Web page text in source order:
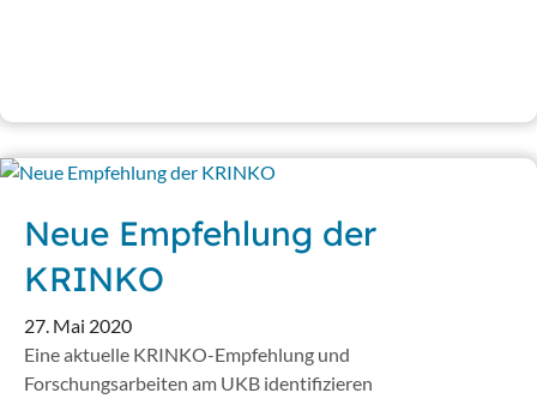
Neue Empfehlung der
KRINKO
27. Mai 2020
Eine aktuelle KRINKO-Empfehlung und
Forschungsarbeiten am UKB identifizieren